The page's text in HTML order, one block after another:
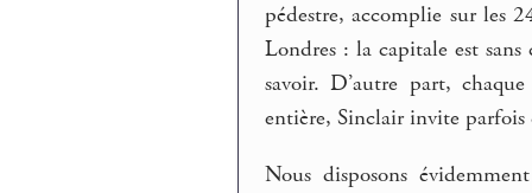
pédestre, accomplie sur les
Londres : la capitale est
savoir. D’autre part,
entière, Sinclair invite parfois
Nous disposons